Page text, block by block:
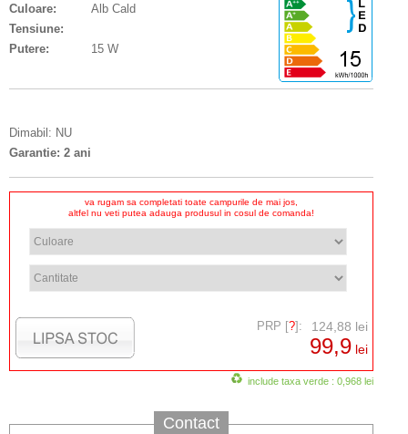
Culoare:
Alb Cald
Tensiune:
Putere:
15 W
Dimabil: NU
Garantie: 2 ani
va rugam sa completati toate campurile de mai jos,
altfel nu veti putea adauga produsul in cosul de comanda!
PRP [?]: 124,88 lei
99,9 lei
include taxa verde : 0,968 lei
Contact